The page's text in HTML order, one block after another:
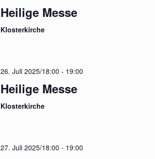
Heilige Messe
Klosterkirche
26. Juli 2025/18:00 - 19:00
Heilige Messe
Klosterkirche
27. Juli 2025/18:00 - 19:00